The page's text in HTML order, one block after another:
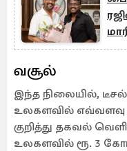
வசூல்
இந்த நிலையில், டீசல்
உலகளவில் எவ்வளவு
குறித்து தகவல்
உலகளவில் ரூ. 3